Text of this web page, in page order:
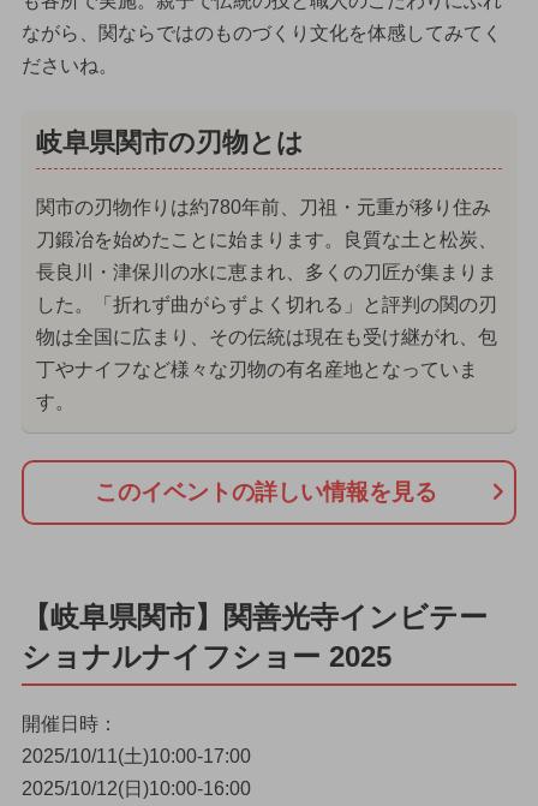
ながら、関ならではのものづくり文化を体感してみてく
ださいね。
岐阜県関市の刃物とは
関市の刃物作りは約780年前、刀祖・元重が移り住み
刀鍛冶を始めたことに始まります。良質な土と松炭、
長良川・津保川の水に恵まれ、多くの刀匠が集まりま
した。「折れず曲がらずよく切れる」と評判の関の刃
物は全国に広まり、その伝統は現在も受け継がれ、包
丁やナイフなど様々な刃物の有名産地となっていま
す。
このイベントの詳しい情報を見る
【岐阜県関市】関善光寺インビテー
ショナルナイフショー 2025
開催日時：
2025/10/11(土)10:00-17:00
2025/10/12(日)10:00-16:00